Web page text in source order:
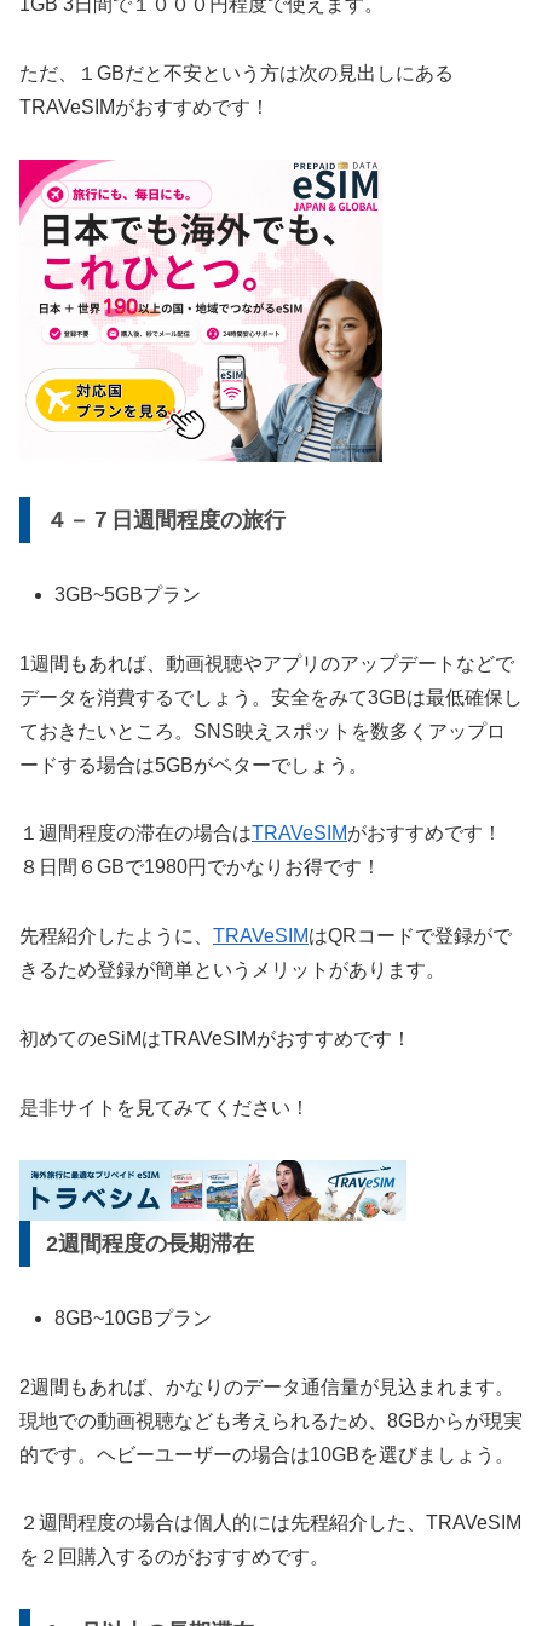
1GB 3日間で１０００円程度で使えます。
ただ、１GBだと不安という方は次の見出しにある
TRAVeSIMがおすすめです！
４－７日週間程度の旅行
3GB~5GBプラン
1週間もあれば、動画視聴やアプリのアップデートなどで
データを消費するでしょう。安全をみて3GBは最低確保し
ておきたいところ。SNS映えスポットを数多くアップロ
ードする場合は5GBがベターでしょう。
１週間程度の滞在の場合はTRAVeSIMがおすすめです！
８日間６GBで1980円でかなりお得です！
先程紹介したように、 TRAVeSIMはQRコードで登録がで
きるため登録が簡単というメリットがあります。
初めてのeSiMはTRAVeSIMがおすすめです！
是非サイトを見てみてください！
2週間程度の長期滞在
8GB~10GBプラン
2週間もあれば、かなりのデータ通信量が見込まれます。
現地での動画視聴なども考えられるため、8GBからが現実
的です。ヘビーユーザーの場合は10GBを選びましょう。
２週間程度の場合は個人的には先程紹介した、TRAVeSIM
を２回購入するのがおすすめです。